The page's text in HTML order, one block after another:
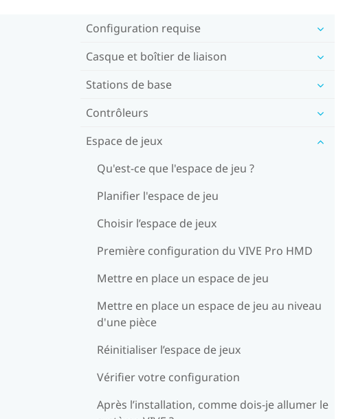
Configuration requise
Casque et boîtier de liaison
Stations de base
Contrôleurs
Espace de jeux
Qu'est-ce que l'espace de jeu ?
Planifier l'espace de jeu
Choisir l’espace de jeux
Première configuration du VIVE Pro HMD
Mettre en place un espace de jeu
Mettre en place un espace de jeu au niveau
d'une pièce
Réinitialiser l’espace de jeux
Vérifier votre configuration
Après l’installation, comme dois-je allumer le